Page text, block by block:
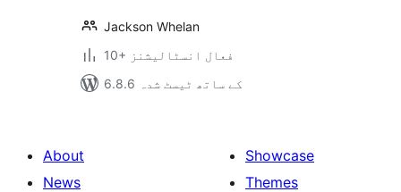
Jackson Whelan
10+ فعال انسٹالیشنز
6.8.6 کے ساتھ ٹیسٹ شدہ
About
News
Showcase
Themes